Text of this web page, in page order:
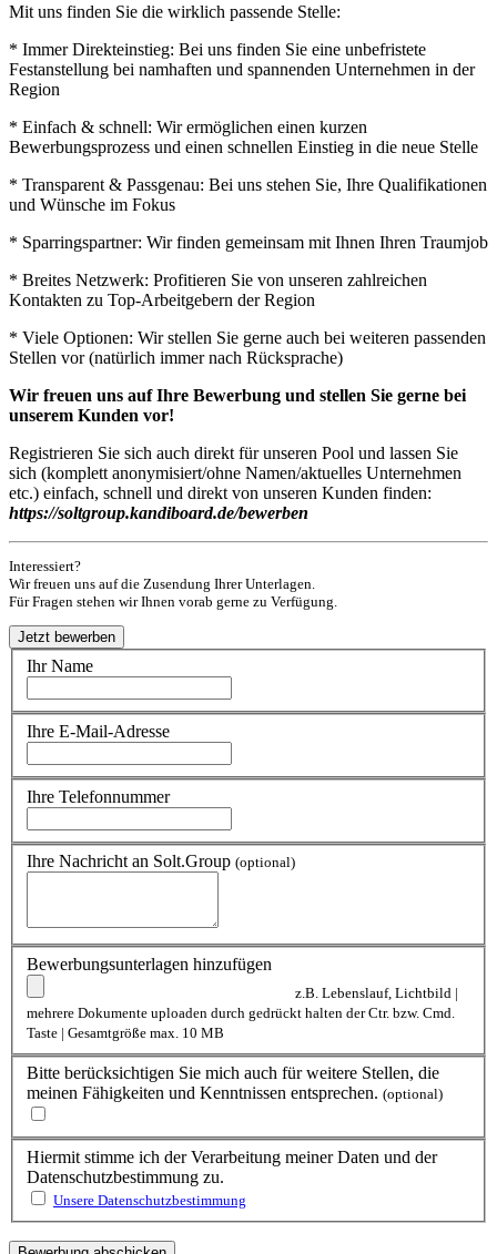
Mit uns finden Sie die wirklich passende Stelle:
* Immer Direkteinstieg: Bei uns finden Sie eine unbefristete
Festanstellung bei namhaften und spannenden Unternehmen in der
Region
* Einfach & schnell: Wir ermöglichen einen kurzen
Bewerbungsprozess und einen schnellen Einstieg in die neue Stelle
* Transparent & Passgenau: Bei uns stehen Sie, Ihre Qualifikationen
und Wünsche im Fokus
* Sparringspartner: Wir finden gemeinsam mit Ihnen Ihren Traumjob
* Breites Netzwerk: Profitieren Sie von unseren zahlreichen
Kontakten zu Top-Arbeitgebern der Region
* Viele Optionen: Wir stellen Sie gerne auch bei weiteren passenden
Stellen vor (natürlich immer nach Rücksprache)
Wir freuen uns auf Ihre Bewerbung und stellen Sie gerne bei
unserem Kunden vor!
Registrieren Sie sich auch direkt für unseren Pool und lassen Sie
sich (komplett anonymisiert/ohne Namen/aktuelles Unternehmen
etc.) einfach, schnell und direkt von unseren Kunden finden:
https://soltgroup.kandiboard.de/bewerben
Interessiert?
Wir freuen uns auf die Zusendung Ihrer Unterlagen.
Für Fragen stehen wir Ihnen vorab gerne zu Verfügung.
Ihr Name
Ihre E-Mail-Adresse
Ihre Telefonnummer
Ihre Nachricht an Solt.Group (optional)
Bewerbungsunterlagen hinzufügen
z.B. Lebenslauf, Lichtbild |
mehrere Dokumente uploaden durch gedrückt halten der Ctr. bzw. Cmd.
Taste | Gesamtgröße max. 10 MB
Bitte berücksichtigen Sie mich auch für weitere Stellen, die
meinen Fähigkeiten und Kenntnissen entsprechen. (optional)
Hiermit stimme ich der Verarbeitung meiner Daten und der
Datenschutzbestimmung zu.
Unsere Datenschutzbestimmung